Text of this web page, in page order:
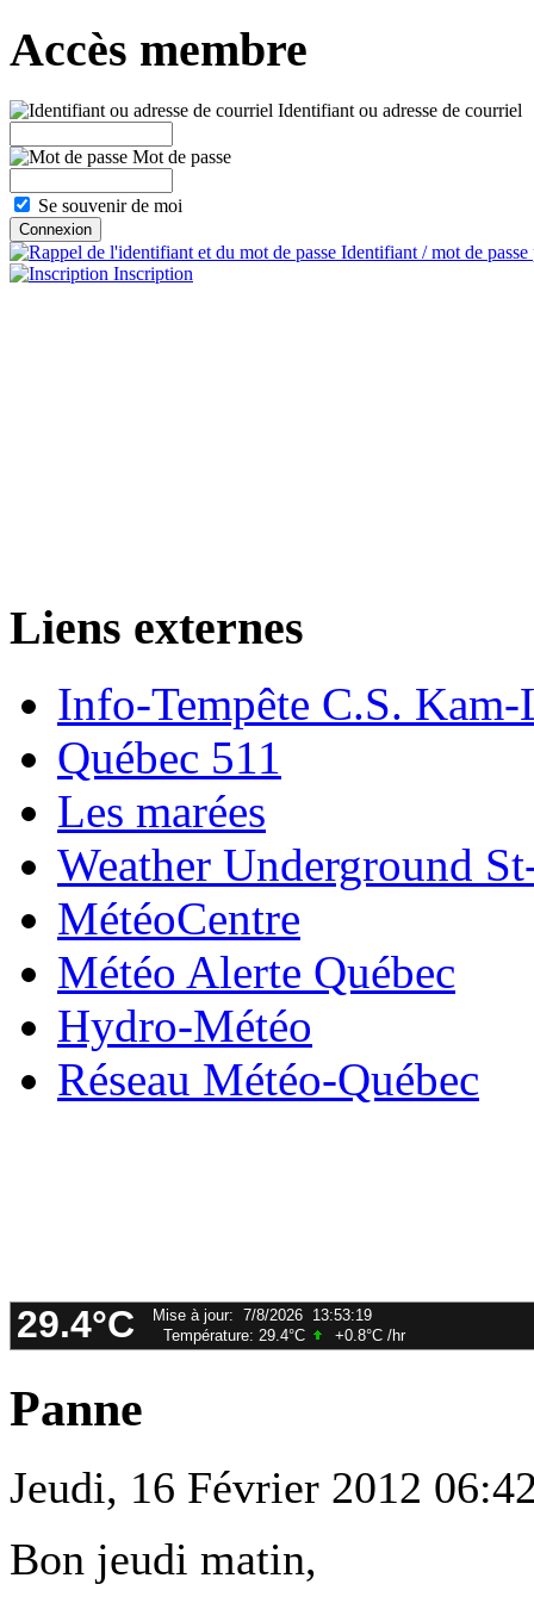
Accès membre
Identifiant ou adresse de courriel
Mot de passe
Se souvenir de moi
Identifiant / mot de passe
Inscription
Liens externes
Info-Tempête C.S.
Québec 511
Les marées
Weather Underground
MétéoCentre
Météo Alerte Québec
Hydro-Météo
Réseau Météo-Québec
Panne
Jeudi, 16 Février 2012
Bon jeudi matin,